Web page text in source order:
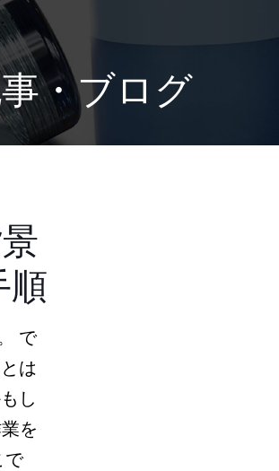
・ブログ
順
で
は
し
を
で